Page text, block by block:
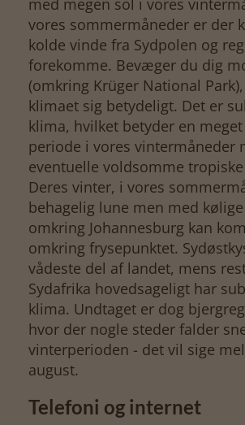
med megen sol i vores
vores sommermåneder er der
kolde vinde fra Sydpolen og
forekomme. Bevæger du dig
(omkring Krüger National
klimaet sig betydeligt. Det er
klima, hvilket betyder en
periode i vores vintermåneder
eventuelle voldsomme
Deres vinter, i vores
behagelig lune men med
omkring Johannesburg kan
omkring frysepunktet.
vådeste del af landet, mens
Sydafrika hovedsageligt har
klima. Undtaget er dog
hvor der nogle steder falder
vinterperioden - det vil sige
august.
Telefoni og internet